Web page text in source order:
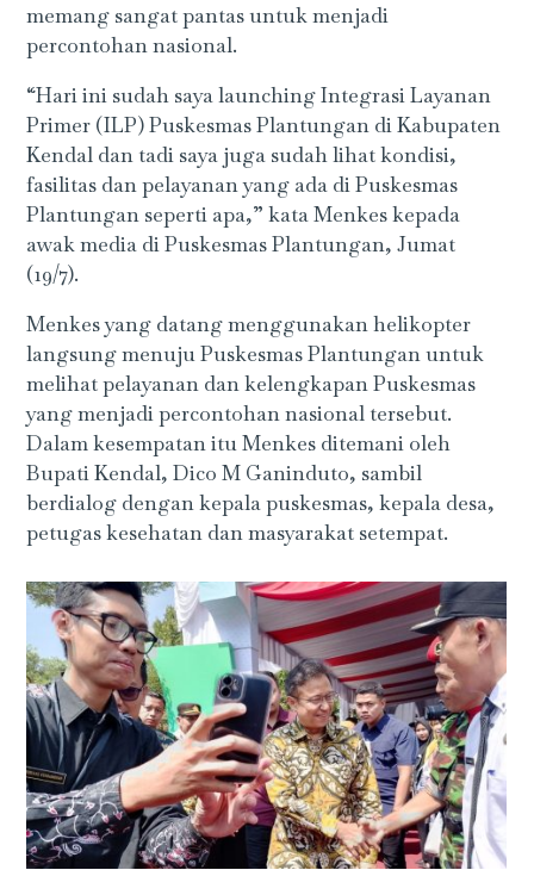
memang sangat pantas untuk menjadi
percontohan nasional.
“Hari ini sudah saya launching Integrasi Layanan
Primer (ILP) Puskesmas Plantungan di Kabupaten
Kendal dan tadi saya juga sudah lihat kondisi,
fasilitas dan pelayanan yang ada di Puskesmas
Plantungan seperti apa,” kata Menkes kepada
awak media di Puskesmas Plantungan, Jumat
(19/7).
Menkes yang datang menggunakan helikopter
langsung menuju Puskesmas Plantungan untuk
melihat pelayanan dan kelengkapan Puskesmas
yang menjadi percontohan nasional tersebut.
Dalam kesempatan itu Menkes ditemani oleh
Bupati Kendal, Dico M Ganinduto, sambil
berdialog dengan kepala puskesmas, kepala desa,
petugas kesehatan dan masyarakat setempat.